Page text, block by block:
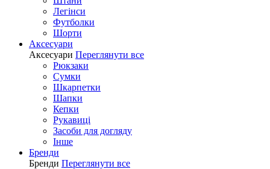
Легінси
Футболки
Шорти
Аксесуари
Аксесуари Переглянути все
Рюкзаки
Сумки
Шкарпетки
Шапки
Кепки
Рукавиці
Засоби для догляду
Інше
Бренди
Бренди Переглянути все